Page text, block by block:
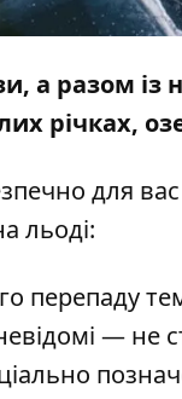
а разом із
річках,
для вас
льоді:
перепаду
— не